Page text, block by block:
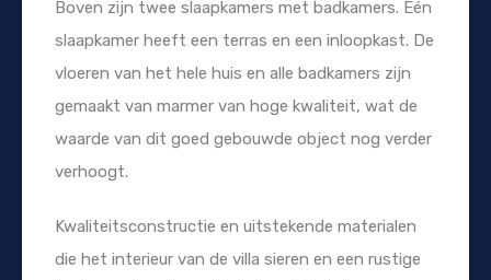
Boven zijn twee slaapkamers met badkamers. Eén
slaapkamer heeft een terras en een inloopkast. De
vloeren van het hele huis en alle badkamers zijn
gemaakt van marmer van hoge kwaliteit, wat de
waarde van dit goed gebouwde object nog verder
verhoogt.
Kwaliteitsconstructie en uitstekende materialen
die het interieur van de villa sieren en een rustige